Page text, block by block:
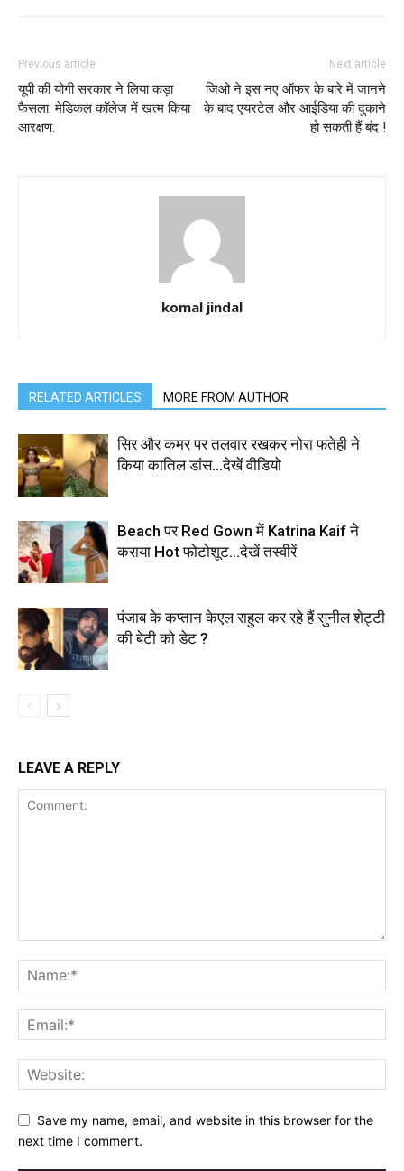
Previous article
यूपी की योगी सरकार ने लिया कड़ा
फैसला. मेडिकल कॉलेज में खत्म किया
आरक्षण.
Next article
जिओ ने इस नए ऑफर के बारे में जानने
के बाद एयरटेल और आईडिया की दुकाने
हो सकती हैं बंद !
komal jindal
RELATED ARTICLES MORE FROM AUTHOR
सिर और कमर पर तलवार रखकर नोरा फतेही ने
किया कातिल डांस…देखें वीडियो
Beach पर Red Gown में Katrina Kaif ने
कराया Hot फोटोशूट…देखें तस्वीरें
पंजाब के कप्तान केएल राहुल कर रहे हैं सुनील शेट्टी
की बेटी को डेट ?
LEAVE A REPLY
Save my name, email, and website in this browser for the
next time I comment.